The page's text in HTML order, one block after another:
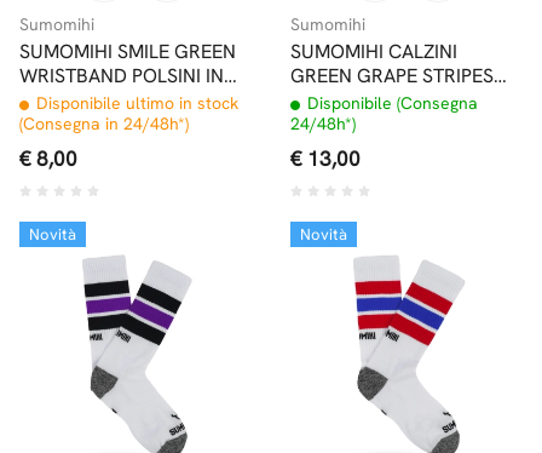
Sumomihi
SUMOMIHI SMILE GREEN
WRISTBAND POLSINI IN
SPUGNA
Disponibile ultimo in stock
(Consegna in 24/48h*)
€ 8,00
Sumomihi
SUMOMIHI CALZINI
GREEN GRAPE STRIPES
SOCK
Disponibile (Consegna
24/48h*)
€ 13,00
Novità Novità